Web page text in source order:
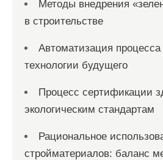
Методы внедрения
в строительстве
Автоматизация процесса
технологии будущего
Процесс сертификации
экологическим стандартам
Рациональное
стройматериалов: баланс